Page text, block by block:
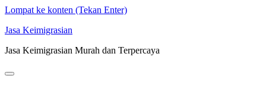
Lompat ke konten (Tekan Enter)
Jasa Keimigrasian
Jasa Keimigrasian Murah dan Terpercaya